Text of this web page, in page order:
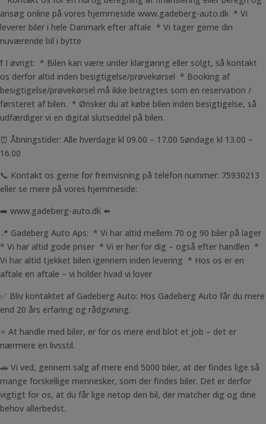
ansøg online på vores hjemmeside www.gadeberg-auto.dk * Vi
leverer biler i hele Danmark efter aftale * Vi tager gerne din
nuværende bil i bytte
❗ I øvrigt: * Bilen kan være under klargøring eller solgt, så kontakt
os derfor altid inden besigtigelse/prøvekørsel * Booking af
besigtigelse/prøvekørsel må ikke betragtes som en reservation /
førsteret af bilen. * Ønsker du at købe bilen inden besigtigelse, så
udfærdiger vi en digital slutseddel på bilen.
⏰ Åbningstider: Alle hverdage kl 09.00 – 17.00 Søndage kl 13.00 –
16.00
📞 Kontakt os gerne for fremvisning på telefon nummer: 75930213
eller se mere på vores hjemmeside:
➡️ www.gadeberg-auto.dk ⬅️
📍 Gadeberg Auto Aps: * Vi har altid mellem 70 og 90 biler på lager
* Vi har altid gode priser * Vi er her for dig – også efter handlen *
Vi har altid tjekket bilen igennem inden levering * Hos os er en
aftale en aftale – vi holder hvad vi lover
✅ Bliv kontaktet af Gadeberg Auto: Hos Gadeberg Auto får du mere
end 20 års erfaring og rådgivning.
⭐ At handle med biler, er for os mere end blot et job – det er
nærmere en livsstil.
🚗 Vi ved, gennem salg af mere end 5000 biler, at der findes lige så
mange forskellige mennesker, som der findes biler. Det er derfor
vigtigt for os, at du får lige netop den bil, der matcher dig og dine
behov allerbedst.